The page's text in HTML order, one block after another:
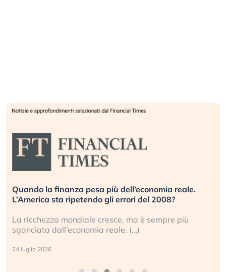
Quando la finanza pesa più dell’economia reale.
L’America sta ripetendo gli errori del 2008?
La ricchezza mondiale cresce, ma è sempre più
sganciata dall’economia reale. (…)
24 luglio 2026